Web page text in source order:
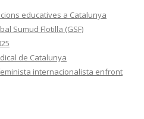
educatives a Catalunya
Sumud Flotilla (GSF)
de Catalunya
internacionalista enfront